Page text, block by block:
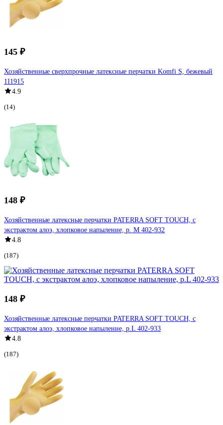
145 ₽
Хозяйственные сверхпрочные латексные перчатки Komfi S, бежевый
111915
4.9
(14)
148 ₽
Хозяйственные латексные перчатки PATERRA SOFT TOUCH, с
экстрактом алоэ, хлопковое напыление, р. M 402-932
4.8
(187)
148 ₽
Хозяйственные латексные перчатки PATERRA SOFT TOUCH, с
экстрактом алоэ, хлопковое напыление, р.L 402-933
4.8
(187)